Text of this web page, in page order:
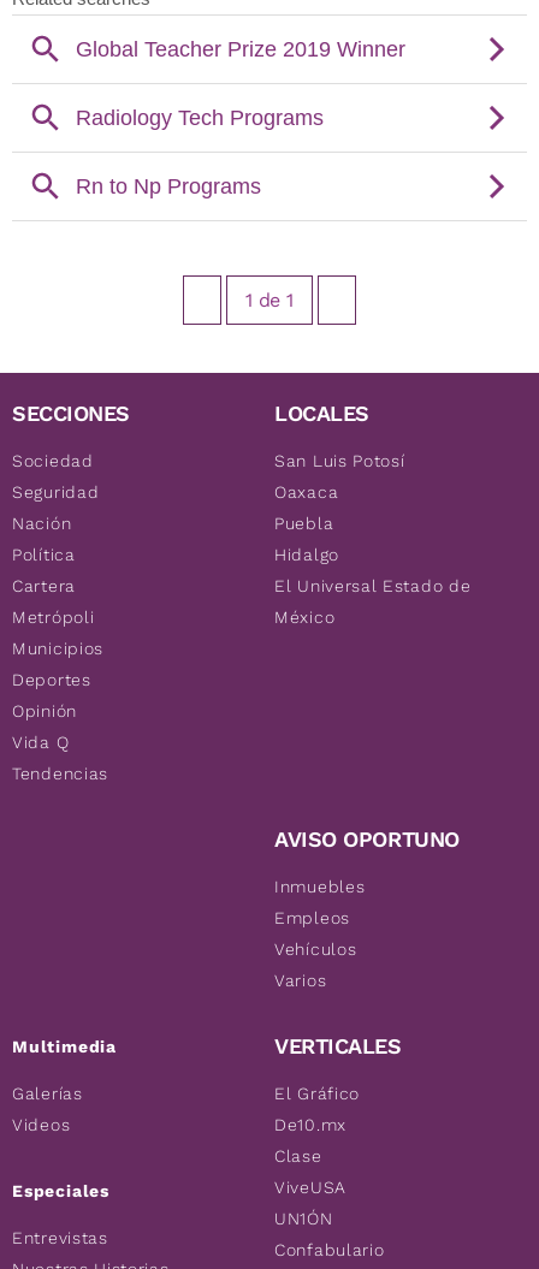
1 de 1
SECCIONES
Sociedad
Seguridad
Nación
Política
Cartera
Metrópoli
Municipios
Deportes
Opinión
Vida Q
Tendencias
Multimedia
Galerías
Videos
Especiales
Entrevistas
LOCALES
San Luis Potosí
Oaxaca
Puebla
Hidalgo
El Universal Estado de
México
AVISO OPORTUNO
Inmuebles
Empleos
Vehículos
Varios
VERTICALES
El Gráfico
De10.mx
Clase
ViveUSA
UN1ÓN
Confabulario